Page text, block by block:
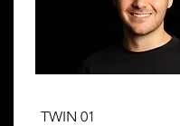
TWIN 01